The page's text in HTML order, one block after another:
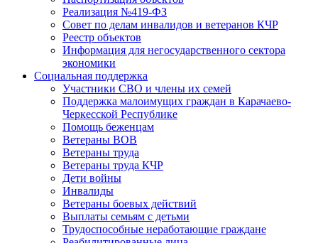
Реализация №419-ФЗ
Совет по делам инвалидов и ветеранов КЧР
Реестр объектов
Информация для негосударственного сектора
экономики
Социальная поддержка
Участники СВО и члены их семей
Поддержка малоимущих граждан в Карачаево-
Черкесской Республике
Помощь беженцам
Ветераны ВОВ
Ветераны труда
Ветераны труда КЧР
Дети войны
Инвалиды
Ветераны боевых действий
Выплаты семьям с детьми
Трудоспособные неработающие граждане